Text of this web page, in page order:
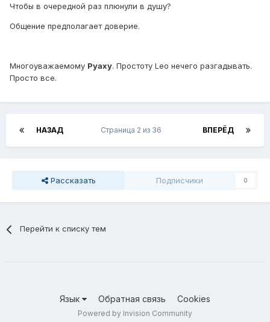
Чтобы в очередной раз плюнули в душу?
Общение предполагает доверие.
Многоуважаемому Руаху. Простоту Leo нечего разгадывать.
Просто все.
НАЗАД ВПЕРЁД
Страница 2 из 36
Рассказать Подписчики 0
Перейти к списку тем
Язык Обратная связь Cookies
Powered by Invision Community